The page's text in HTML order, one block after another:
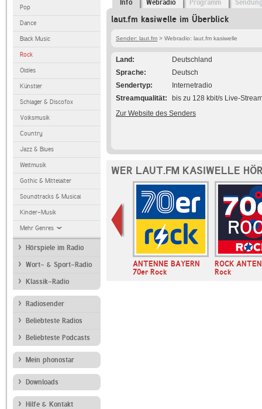
Pop
Dance
Black Music
Rock
Oldies
Künstler
Schlager & Discofox
Volksmusik
Country
Jazz & Blues
Weltmusik
Gothic & Mittelalter
Soundtracks & Musical
Kinder-Musik
Mehr Genres
Hörspiele im Radio
Wort- & Sport-Radio
Klassik-Radio
Radiosender
Beliebteste Radios
Beliebteste Podcasts
Mein phonostar
Downloads
Hilfe & Kontakt
Info Webradio Programm
laut.fm kasiwelle im Überblick
Sender: laut.fm > Webradio: laut.fm kasiwelle
Land
Deutschland
Sprache
Deutsch
Sendertyp
Internetradio
Streamqualität
bis zu 128 kbit/s Live-
Zur Website des Senders
WER LAUT.FM KASIWELLE
ANTENNE BAYERN
70er Rock
ROCK
Rock